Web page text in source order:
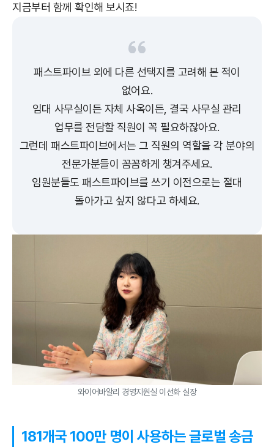
지금부터 함께 확인해 보시죠!
패스트파이브 외에 다른 선택지를 고려해 본 적이
없어요.
임대 사무실이든 자체 사옥이든, 결국 사무실 관리
업무를 전담할 직원이 꼭 필요하잖아요.
그런데 패스트파이브에서는 그 직원의 역할을 각 분야의
전문가분들이 꼼꼼하게 챙겨주세요.
임원분들도 패스트파이브를 쓰기 이전으로는 절대
돌아가고 싶지 않다고 하세요.
와이어바알리 경영지원실 이선화 실장
181개국 100만 명이 사용하는 글로벌 송금